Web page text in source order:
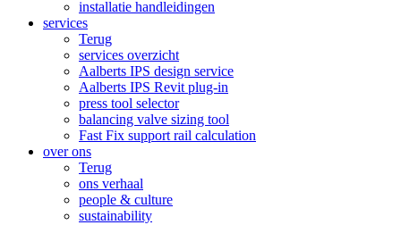
installatie handleidingen
services
Terug
services overzicht
Aalberts IPS design service
Aalberts IPS Revit plug-in
press tool selector
balancing valve sizing tool
Fast Fix support rail calculation
over ons
Terug
ons verhaal
people & culture
sustainability